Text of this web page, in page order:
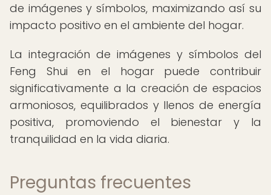
de imágenes y símbolos, maximizando así su
impacto positivo en el ambiente del hogar.
La integración de imágenes y símbolos del
Feng Shui en el hogar puede contribuir
significativamente a la creación de espacios
armoniosos, equilibrados y llenos de energía
positiva, promoviendo el bienestar y la
tranquilidad en la vida diaria.
Preguntas frecuentes